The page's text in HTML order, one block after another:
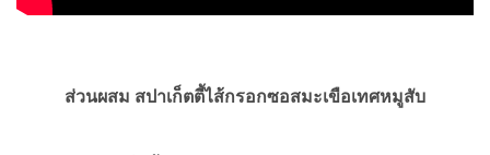
ส่วนผสม สปาเก็ตตี้ไส้กรอกซอสมะเขือเทศหมูสับ